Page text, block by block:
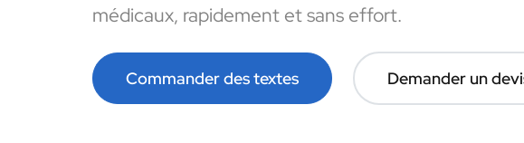
médicaux, rapidement et sans effort.
Commander des textes Demander un